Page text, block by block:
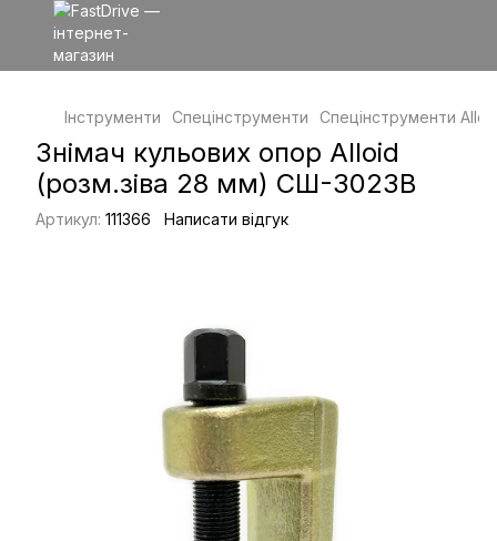
Інструменти Спецінструменти Спецінструменти
Знімач кульових опор Alloid
(розм.зіва 28 мм) СШ-3023B
Артикул: 111366 Написати відгук